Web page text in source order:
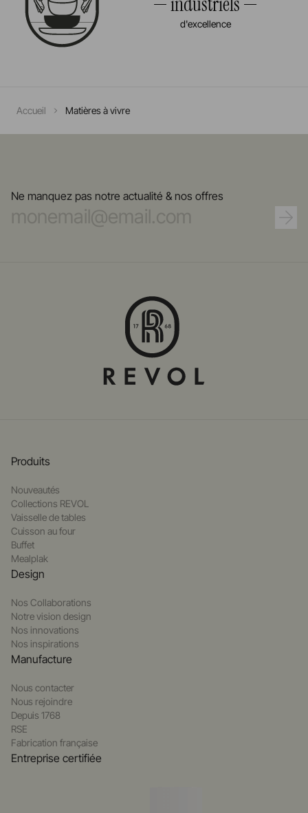
d'excellence
Accueil Matières à vivre
Ne manquez pas notre actualité & nos offres
Produits
Nouveautés
Collections REVOL
Vaisselle de tables
Cuisson au four
Buffet
Mealplak
Design
Nos Collaborations
Notre vision design
Nos innovations
Nos inspirations
Manufacture
Nous contacter
Nous rejoindre
Depuis 1768
RSE
Fabrication française
Entreprise certifiée